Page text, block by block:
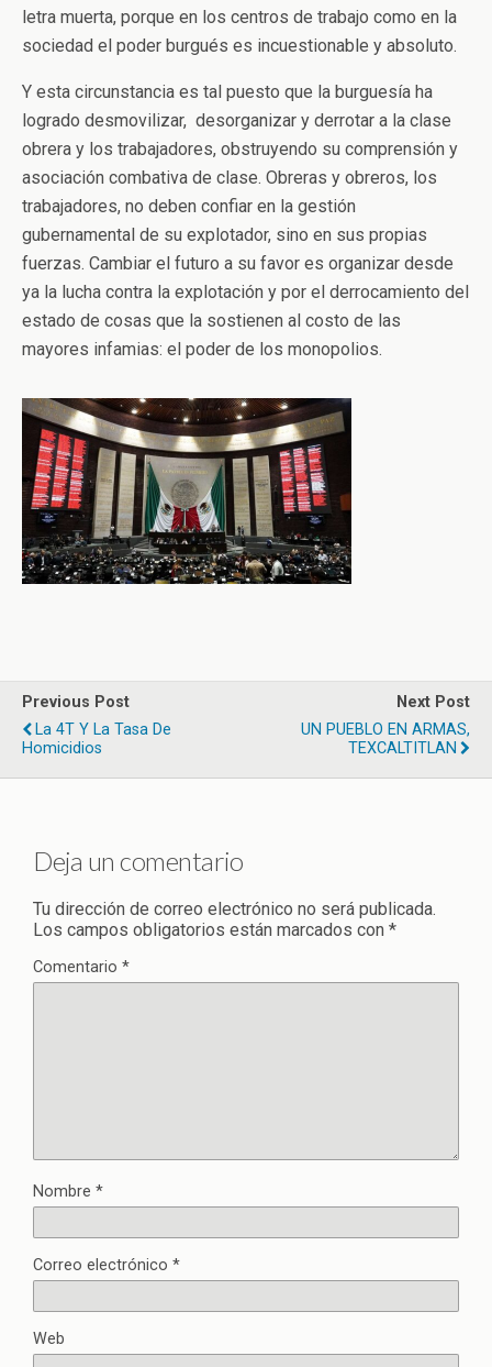
letra muerta, porque en los centros de trabajo como en la
sociedad el poder burgués es incuestionable y absoluto.
Y esta circunstancia es tal puesto que la burguesía ha
logrado desmovilizar, desorganizar y derrotar a la clase
obrera y los trabajadores, obstruyendo su comprensión y
asociación combativa de clase. Obreras y obreros, los
trabajadores, no deben confiar en la gestión
gubernamental de su explotador, sino en sus propias
fuerzas. Cambiar el futuro a su favor es organizar desde
ya la lucha contra la explotación y por el derrocamiento del
estado de cosas que la sostienen al costo de las
mayores infamias: el poder de los monopolios.
Previous Post
La 4T Y La Tasa De
Homicidios
Next Post
UN PUEBLO EN ARMAS,
TEXCALTITLAN
Deja un comentario
Tu dirección de correo electrónico no será publicada.
Los campos obligatorios están marcados con *
Comentario *
Nombre *
Correo electrónico *
Web